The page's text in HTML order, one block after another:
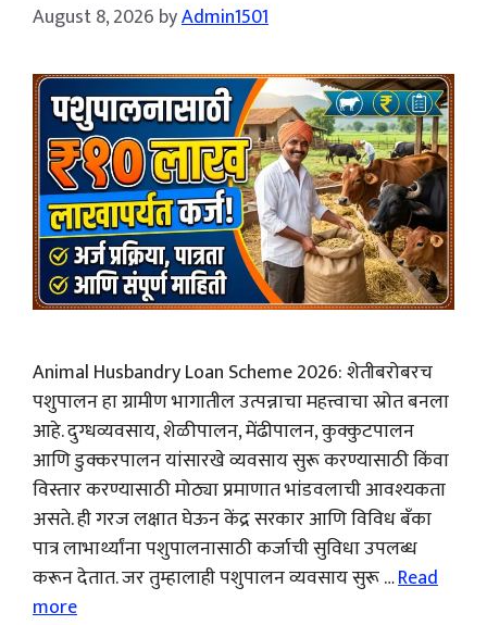
August 8, 2026 byAdmin1501
Animal Husbandry Loan Scheme 2026: शेतीबरोबरच
पशुपालन हा ग्रामीण भागातील उत्पन्नाचा महत्त्वाचा स्रोत बनला
आहे. दुग्धव्यवसाय, शेळीपालन, मेंढीपालन, कुक्कुटपालन
आणि डुक्करपालन यांसारखे व्यवसाय सुरू करण्यासाठी किंवा
विस्तार करण्यासाठी मोठ्या प्रमाणात भांडवलाची आवश्यकता
असते. ही गरज लक्षात घेऊन केंद्र सरकार आणि विविध बँका
पात्र लाभार्थ्यांना पशुपालनासाठी कर्जाची सुविधा उपलब्ध
करून देतात. जर तुम्हालाही पशुपालन व्यवसाय सुरू …Read
more